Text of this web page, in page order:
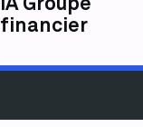
financier